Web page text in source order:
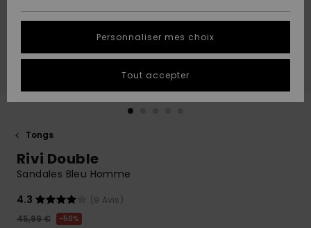
A
Découvrir
A
Découvrir
tailles
conversation
à votre
Démarrer
QUIKSILVER
Tongs
Rivi Double
Sandales Bleu Homme
4.3
(9 Avis)
45,99 €
50%
Personnaliser mes choix
Tout accepter